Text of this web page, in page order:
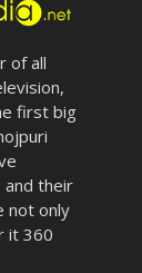
of all
first big
their
not only
it 360